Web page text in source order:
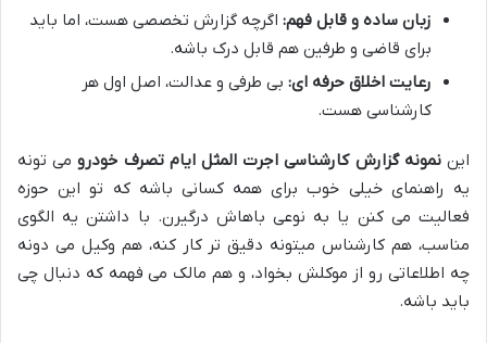
زبان ساده و قابل فهم: اگرچه گزارش تخصصی هست، اما باید
برای قاضی و طرفین هم قابل درک باشه.
رعایت اخلاق حرفه ای: بی طرفی و عدالت، اصل اول هر
کارشناسی هست.
ایننمونه گزارش کارشناسی اجرت المثل ایام تصرف خودرومی تونه
یه راهنمای خیلی خوب برای همه کسانی باشه که تو این حوزه
فعالیت می کنن یا به نوعی باهاش درگیرن. با داشتن یه الگوی
مناسب، هم کارشناس میتونه دقیق تر کار کنه، هم وکیل می دونه
چه اطلاعاتی رو از موکلش بخواد، و هم مالک می فهمه که دنبال چی
باید باشه.